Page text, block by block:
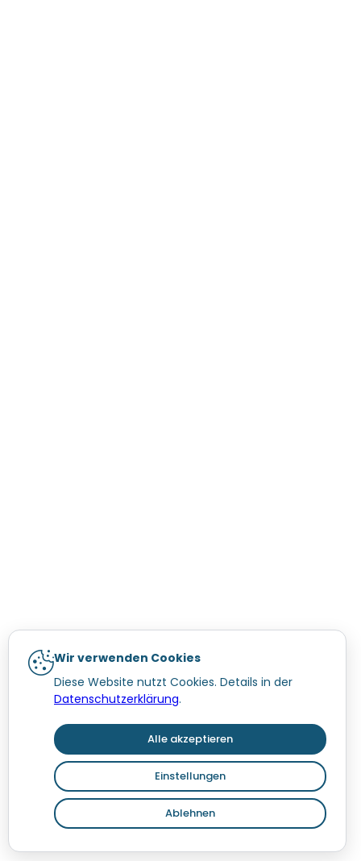
Wir verwenden Cookies
Diese Website nutzt Cookies. Details in der
Datenschutzerklärung.
Alle akzeptieren
Einstellungen
Ablehnen